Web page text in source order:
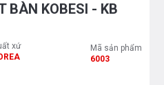
BÀN KOBESI - KB
xứ
Mã sản phẩm
6003